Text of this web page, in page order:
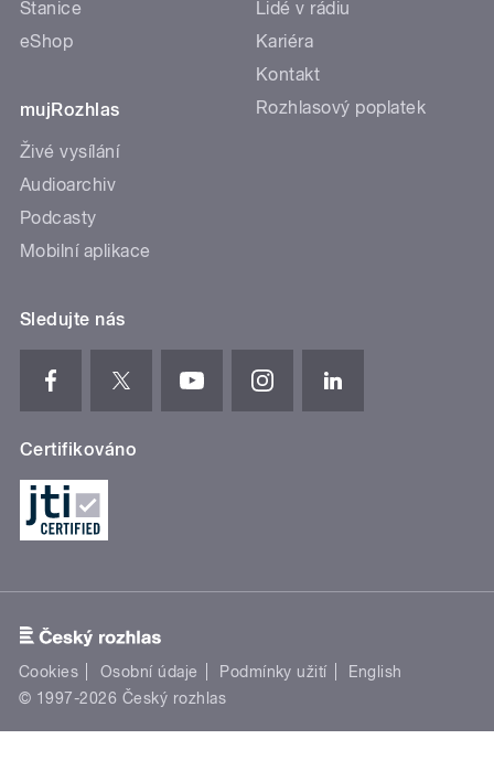
Stanice
eShop
mujRozhlas
Živé vysílání
Audioarchiv
Podcasty
Mobilní aplikace
Lidé v rádiu
Kariéra
Kontakt
Rozhlasový poplatek
Sledujte nás
Certifikováno
Cookies Osobní údaje Podmínky užití
English
© 1997-2026 Český rozhlas